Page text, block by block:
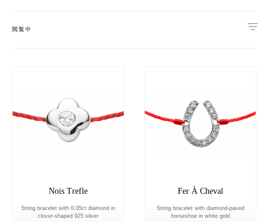
閲覧中
Nois Trefle
String bracelet with 0.05ct diamond in
clover-shaped 925 silver
Fer À Cheval
String bracelet with diamond-paved
horseshoe in white gold